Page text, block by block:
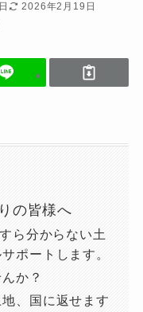
2026年2月19日
の皆様へ
ら分からない土
ポートします。
か？
地、国に返せます